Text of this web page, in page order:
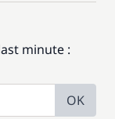
minute :
OK